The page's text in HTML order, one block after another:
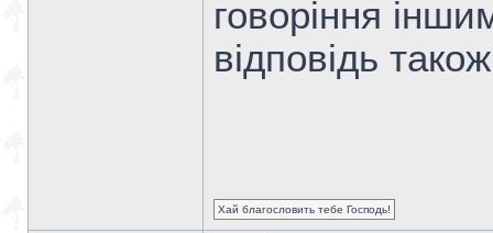
говоріння
відповідь
Хай благословить тебе Господь!